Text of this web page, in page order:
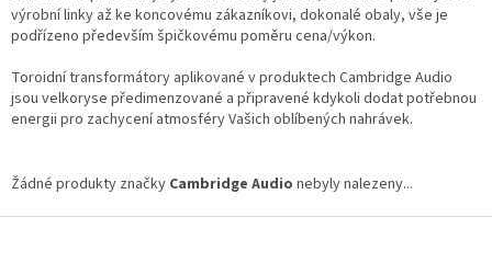
výrobní linky až ke koncovému zákazníkovi, dokonalé obaly, vše je
podřízeno především špičkovému poměru cena/výkon.
Toroidní transformátory aplikované v produktech Cambridge Audio
jsou velkoryse předimenzované a připravené kdykoli dodat potřebnou
energii pro zachycení atmosféry Vašich oblíbených nahrávek.
Žádné produkty značky Cambridge Audio nebyly nalezeny...